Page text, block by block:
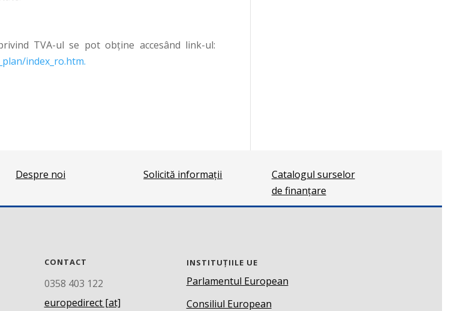
TVA-ul se pot obține accesând link-ul:
index_ro.htm.
Despre noi Solicită informații
Catalogul surselor
de finanțare
CONTACT
0358 403 122
europedirect [at]
INSTITUȚIILE UE
Parlamentul European
Consiliul European